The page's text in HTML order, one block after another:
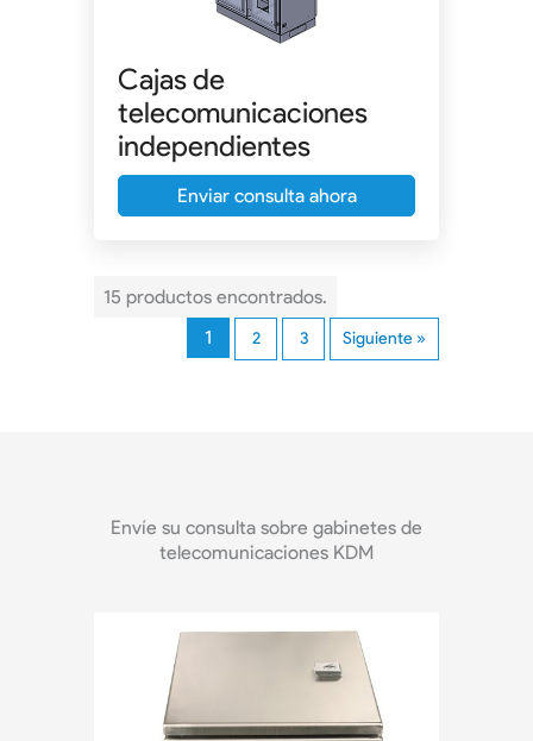
Cajas de
telecomunicaciones
independientes
Enviar consulta ahora
15 productos encontrados.
1
2 3 Siguiente »
Envíe su consulta sobre gabinetes de
telecomunicaciones KDM